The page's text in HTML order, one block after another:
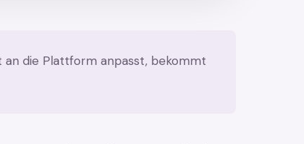
an die Plattform anpasst, bekommt